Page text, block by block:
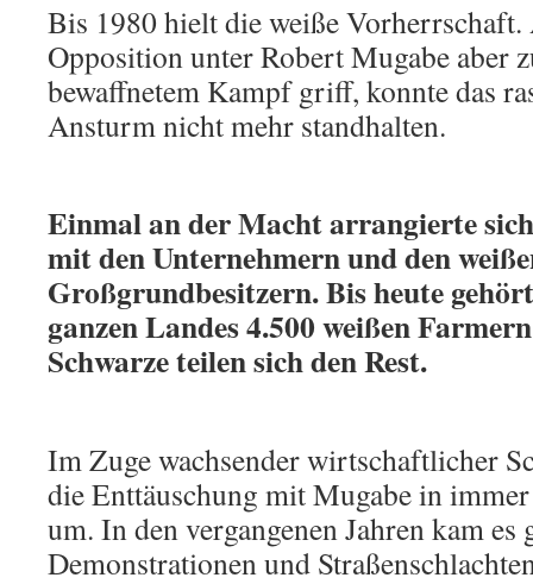
Bis 1980 hielt die weiße Vorherrschaft.
Opposition unter Robert Mugabe aber
bewaffnetem Kampf griff, konnte das
Ansturm nicht mehr standhalten.
Einmal an der Macht arrangierte
mit den Unternehmern und den
Großgrundbesitzern. Bis heute
ganzen Landes 4.500 weißen
Schwarze teilen sich den Rest.
Im Zuge wachsender wirtschaftlicher
die Enttäuschung mit Mugabe in
um. In den vergangenen Jahren kam es
Demonstrationen und